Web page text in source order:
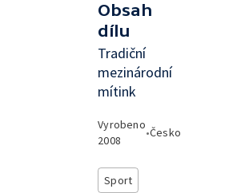
Obsah
dílu
Tradiční
mezinárodní
mítink
Vyrobeno
2008
•Česko
Sport